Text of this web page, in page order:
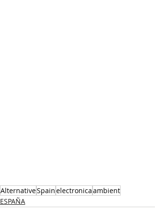
AlternativeSpainelectronicaambient
ESPAÑA